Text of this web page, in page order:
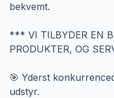
bekvemt.
*** VI TILBYDER EN
PRODUKTER, OG
🎯 Yderst
udstyr.